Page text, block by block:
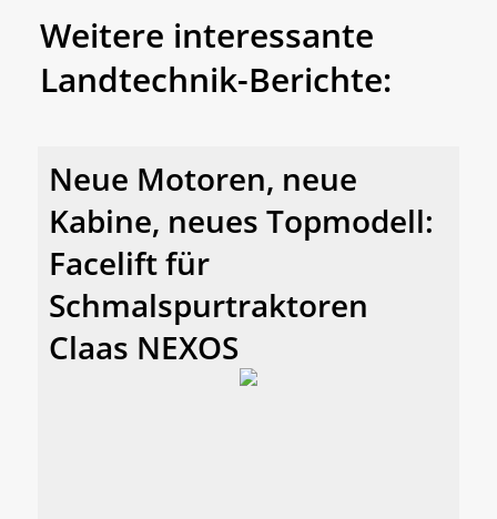
Weitere interessante
Landtechnik-Berichte:
Neue Motoren, neue
Kabine, neues Topmodell:
Facelift für
Schmalspurtraktoren
Claas NEXOS